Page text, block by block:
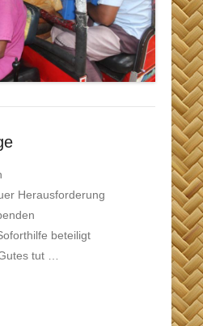
Herausforderung
beteiligt
tut …